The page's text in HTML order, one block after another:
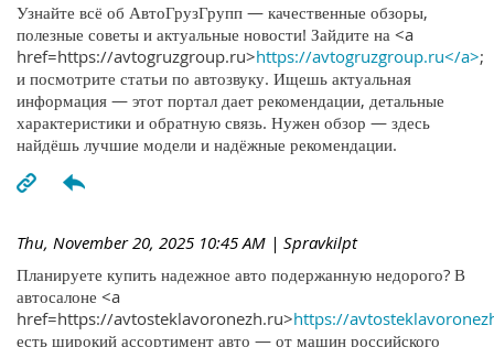
Узнайте всё об АвтоГрузГрупп — качественные обзоры,
полезные советы и актуальные новости! Зайдите на <a
href=https://avtogruzgroup.ru>https://avtogruzgroup.ru</a>;
и посмотрите статьи по автозвуку. Ищешь актуальная
информация — этот портал дает рекомендации, детальные
характеристики и обратную связь. Нужен обзор — здесь
найдёшь лучшие модели и надёжные рекомендации.
Thu, November 20, 2025 10:45 AM | Spravkilpt
Планируете купить надежное авто подержанную недорого? В
автосалоне <a
href=https://avtosteklavoronezh.ru>https://
есть широкий ассортимент авто — от машин российского